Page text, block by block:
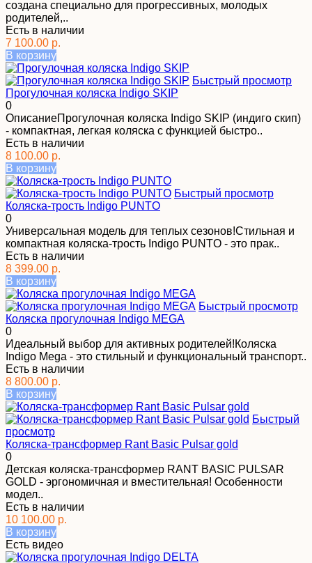
создана специально для прогрессивных, молодых
родителей,..
Есть в наличии
7 100.00 р.
В корзину
Быстрый просмотр
Прогулочная коляска Indigo SKIP
0
ОписаниеПрогулочная коляска Indigo SKIP (индиго скип)
- компактная, легкая коляска с функцией быстро..
Есть в наличии
8 100.00 р.
В корзину
Быстрый просмотр
Коляска-трость Indigo PUNTO
0
Универсальная модель для теплых сезонов!Стильная и
компактная коляска-трость Indigo PUNTO - это прак..
Есть в наличии
8 399.00 р.
В корзину
Быстрый просмотр
Коляска прогулочная Indigo MEGA
0
Идеальный выбор для активных родителей!Коляска
Indigo Mega - это стильный и функциональный транспорт..
Есть в наличии
8 800.00 р.
В корзину
Быстрый
просмотр
Коляска-трансформер Rant Basic Pulsar gold
0
Детская коляска-трансформер RANT BASIC PULSAR
GOLD - эргономичная и вместительная! Особенности
модел..
Есть в наличии
10 100.00 р.
В корзину
Есть видео